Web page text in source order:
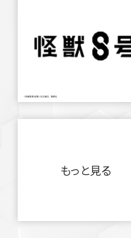
もっと見る